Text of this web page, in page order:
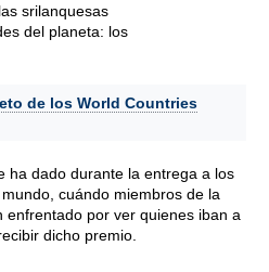
srilanquesas
del planeta: los
de los World Countries
ha dado durante la entrega a los
cuándo miembros de la
enfrentado por ver quienes iban a
dicho premio.